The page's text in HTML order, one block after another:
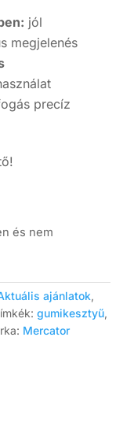
jól
megjelenés
precíz
és nem
ajánlatok,
gumikesztyű,
Mercator